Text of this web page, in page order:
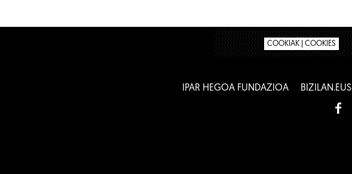
COOKIAK | COOKIES
IPAR HEGOA FUNDAZIOA BIZILAN.EUS